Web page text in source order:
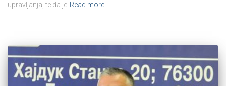
upravljanja, te da je Read more…